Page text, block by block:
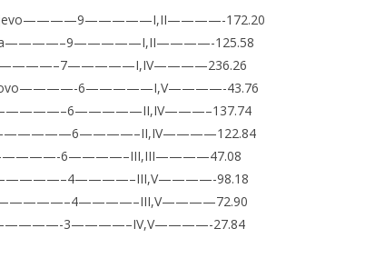
172.20
125.58
6—————I,V————-43.76
6————–III,III————47.08
98.18
3————–IV,V————-27.84